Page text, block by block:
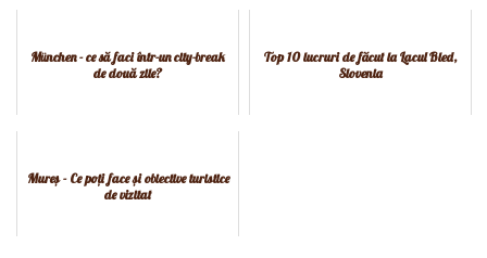
München - ce să faci într-un city-break
de două zile?
Top 10 lucruri de făcut la Lacul Bled,
Slovenia
Mureș - Ce poți face și obiective turistice
de vizitat